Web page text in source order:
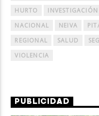
HURTO
INVESTIGACIÓN
NACIONAL
NEIVA
REGIONAL
SALUD
VIOLENCIA
PUBLICIDAD